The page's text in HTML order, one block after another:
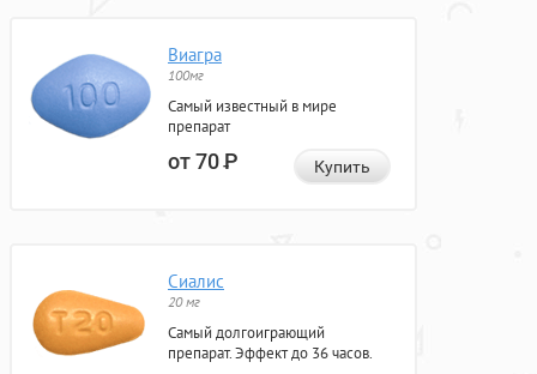
Виагра
100мг
Самый известный в мире
препарат
от 70Р Купить
Сиалис
20 мг
Самый долгоиграющий
препарат. Эффект до 36 часов.